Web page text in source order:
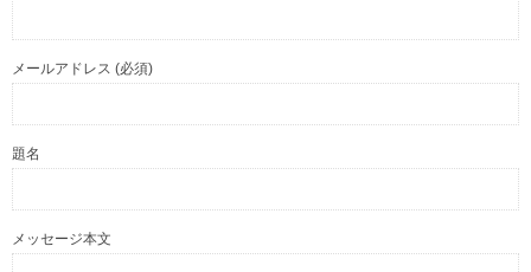
メールアドレス (必須)
題名
メッセージ本文